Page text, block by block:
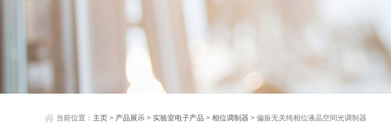
当前位置： 主页 > 产品展示 >实验室电子产品 >相位调制器 > 偏振无关纯相位液晶空间光调制器